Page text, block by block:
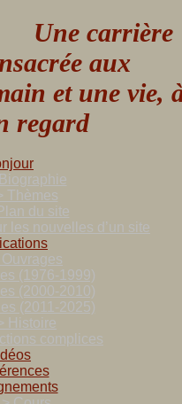
Une carrière
aux
et une vie,
regard
Thèmes
du site
les nouvelles d’un site
Ouvrages
(1976-1999)
(2000-2010)
(2011-2025)
Histoire
complices